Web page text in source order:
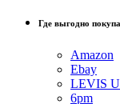
Где выгодно
Amazon
Ebay
LEVIS
6pm